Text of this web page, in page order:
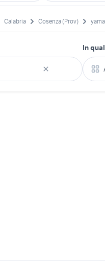
Calabria Cosenza (Prov)
In